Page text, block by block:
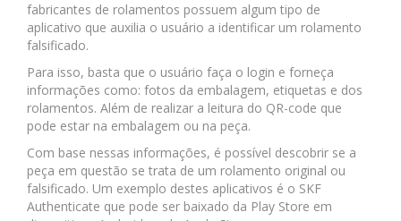
fabricantes de rolamentos possuem algum tipo de
aplicativo que auxilia o usuário a identificar um rolamento
falsificado.
Para isso, basta que o usuário faça o login e forneça
informações como: fotos da embalagem, etiquetas e dos
rolamentos. Além de realizar a leitura do QR-code que
pode estar na embalagem ou na peça.
Com base nessas informações, é possível descobrir se a
peça em questão se trata de um rolamento original ou
falsificado. Um exemplo destes aplicativos é o SKF
Authenticate que pode ser baixado da Play Store em